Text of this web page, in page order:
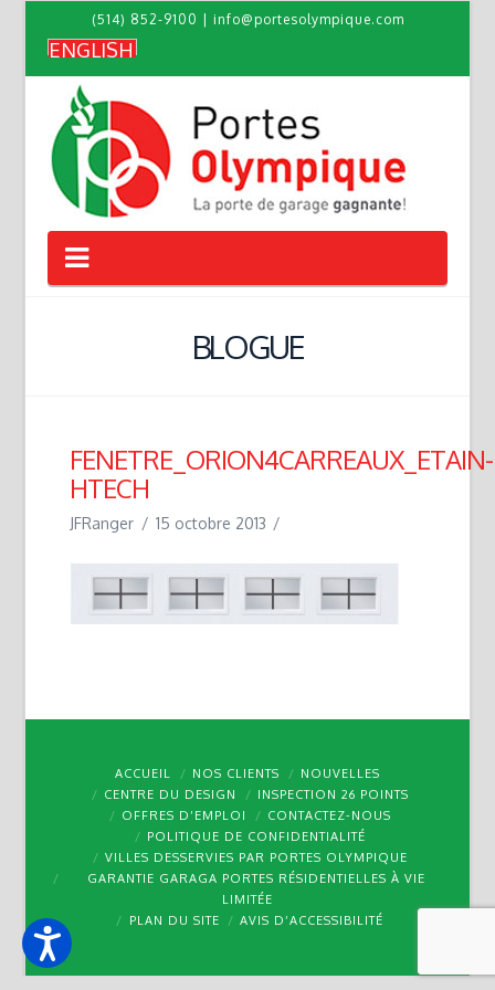
(514) 852-9100 info@portesolympique.com
ENGLISH
Navigation
BLOGUE
FENETRE_ORION4CARREAUX_ETAIN-
HTECH
JFRanger 15 octobre 2013
ACCUEIL NOS CLIENTS
NOUVELLES
CENTRE DU DESIGN
INSPECTION 26 POINTS
OFFRES D’EMPLOI
CONTACTEZ-NOUS
POLITIQUE DE CONFIDENTIALITÉ
VILLES DESSERVIES PAR PORTES OLYMPIQUE
GARANTIE GARAGA PORTES RÉSIDENTIELLES À VIE
LIMITÉE
PLAN DU SITE
AVIS D’ACCESSIBILITÉ